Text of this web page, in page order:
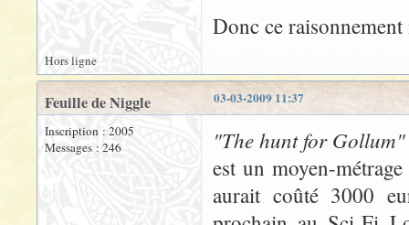
Donc ce
Hors ligne
03-03-2009 11:37
Feuille de Niggle
Inscription : 2005
Messages : 246
"The hunt for Gollum"
est un moyen-
aurait coûté 3000